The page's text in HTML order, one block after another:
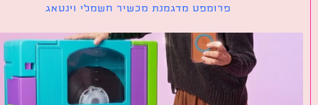
פרומפט מדגמנת מכשיר חשמלי וינטאג